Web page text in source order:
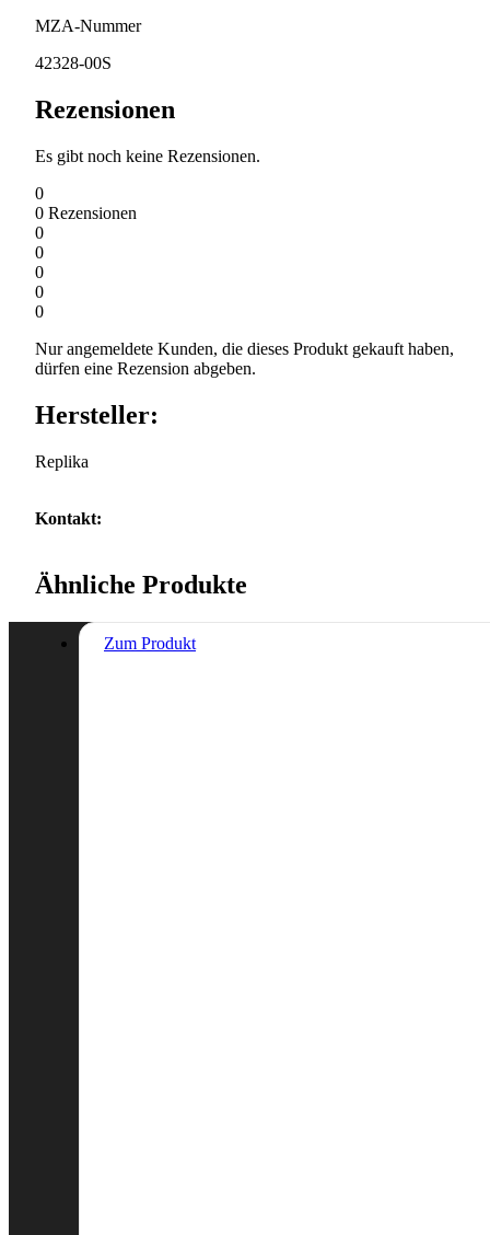
MZA-Nummer
42328-00S
Rezensionen
Es gibt noch keine Rezensionen.
0
0 Rezensionen
0
0
0
0
0
Nur angemeldete Kunden, die dieses Produkt gekauft haben,
dürfen eine Rezension abgeben.
Hersteller:
Replika
Kontakt:
Ähnliche Produkte
Zum Produkt